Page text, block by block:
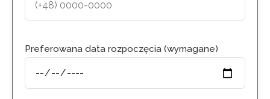
Preferowana data rozpoczęcia (wymagane)